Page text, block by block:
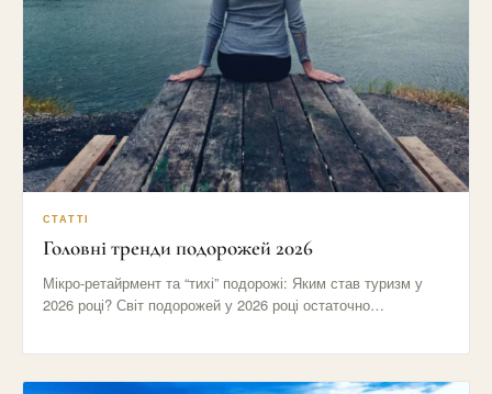
СТАТТІ
Головні тренди подорожей 2026
Мікро-ретайрмент та “тихі” подорожі: Яким став туризм у
2026 році? Світ подорожей у 2026 році остаточно